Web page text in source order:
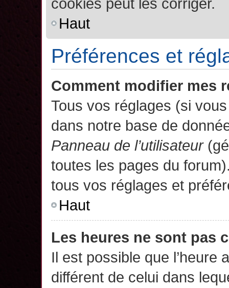
Haut
Préférences et
Comment modifier mes
Tous vos réglages (si
dans notre base de
Panneau de l’utilisateur
toutes les pages du
tous vos réglages et
Haut
Les heures ne sont pas
Il est possible que l’heure
différent de celui dans